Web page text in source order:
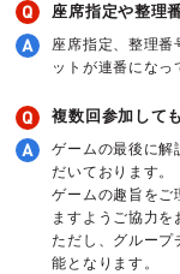
座席指定や整理
座席指定、整理番
ットが連番になっ
複数回参加して
ゲームの最後に解
だいております。
ゲームの趣旨をご
ますようご協力を
ただし、グループ
能となります。